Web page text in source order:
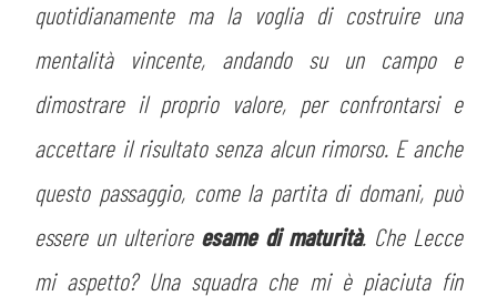
quotidianamente ma la voglia di costruire una
mentalità vincente, andando su un campo e
dimostrare il proprio valore, per confrontarsi e
accettare il risultato senza alcun rimorso. E anche
questo passaggio, come la partita di domani, può
essere un ulterioreesame di maturità. Che Lecce
mi aspetto? Una squadra che mi è piaciuta fin